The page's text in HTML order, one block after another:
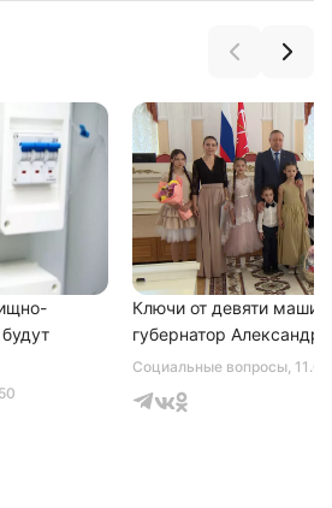
Социальные вопросы,
Ключи от девяти машин
губернатор Александр
"Отправить" вы